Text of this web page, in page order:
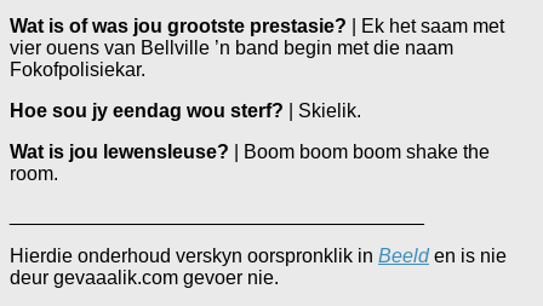
Wat is of was jou grootste prestasie? | Ek het saam met
vier ouens van Bellville ’n band begin met die naam
Fokofpolisiekar.
Hoe sou jy eendag wou sterf? | Skielik.
Wat is jou lewensleuse? | Boom boom boom shake the
room.
Hierdie onderhoud verskyn oorspronklik in Beeld en is nie
deur gevaaalik.com gevoer nie.